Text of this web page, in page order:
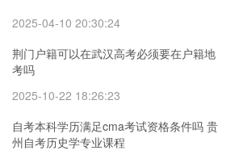
2025-04-10 20:30:24
荆门户籍可以在武汉高考必须要在户籍地
考吗
2025-10-22 18:26:23
自考本科学历满足cma考试资格条件吗 贵
州自考历史学专业课程